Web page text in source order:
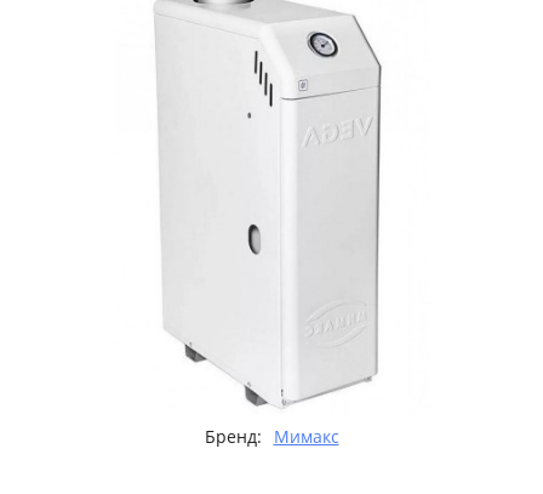
Бренд: Мимакс